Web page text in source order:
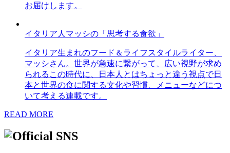
お届けします。
イタリア人マッシの「思考する食欲」
イタリア生まれのフード＆ライフスタイルライター、
マッシさん。世界が急速に繋がって、広い視野が求め
られるこの時代に、日本人とはちょっと違う視点で日
本と世界の食に関する文化や習慣、メニューなどにつ
いて考える連載です。
READ MORE